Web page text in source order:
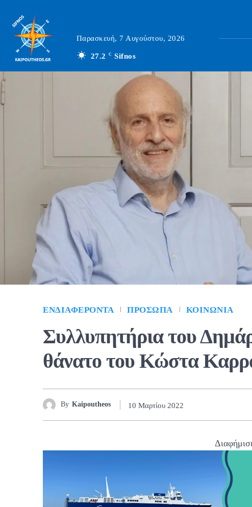
Παρασκευή, 7 Αυγούστου, 2026
27.2 C Sifnos
ΕΝΔΙΑΦΈΡΟΝΤΑ ΠΡΌΣΩΠΑ ΚΟΙΝΩΝΊΑ
Συλλυπητήρια του
θάνατο του Κώστα
By Kaipoutheos 10 Μαρτίου 2022